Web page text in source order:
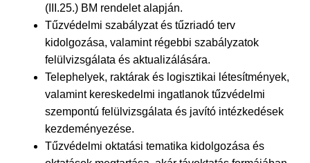
(III.25.) BM rendelet alapján.
Tűzvédelmi szabályzat és tűzriadó terv
kidolgozása, valamint régebbi szabályzatok
felülvizsgálata és aktualizálására.
Telephelyek, raktárak és logisztikai létesítmények,
valamint kereskedelmi ingatlanok tűzvédelmi
szempontú felülvizsgálata és javító intézkedések
kezdeményezése.
Tűzvédelmi oktatási tematika kidolgozása és